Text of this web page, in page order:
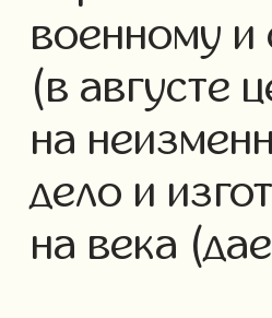
военному и
(в августе
на
дело и
на века